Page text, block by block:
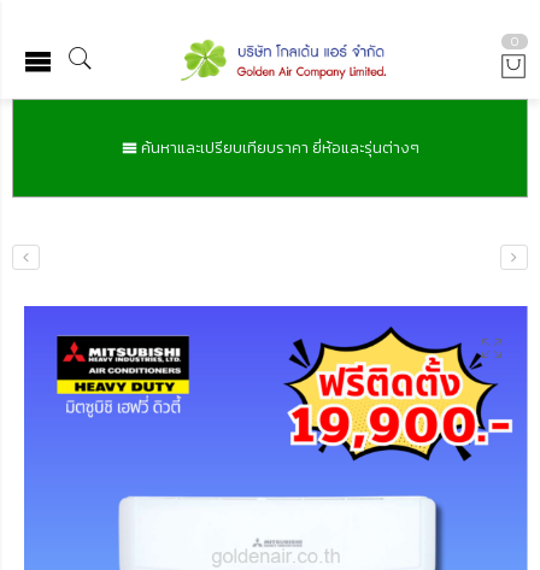
0
ค้นหาและเปรียบเทียบราคา ยี่ห้อและรุ่นต่างๆ